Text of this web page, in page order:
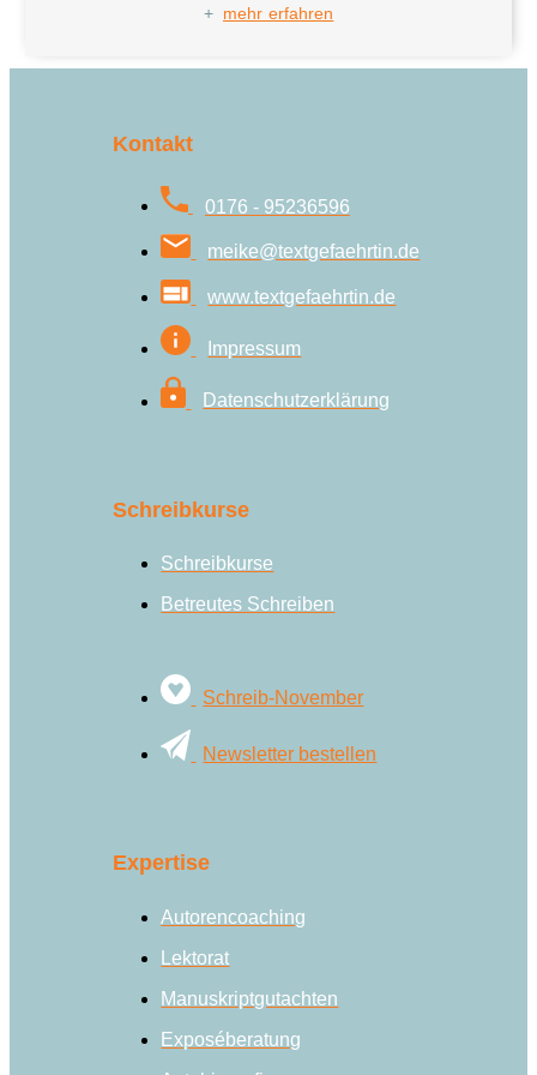
+ mehr erfahren
Kontakt
0176 - 95236596
meike@textgefaehrtin.de
www.textgefaehrtin.de
Impressum
Datenschutzerklärung
Schreibkurse
Schreibkurse
Betreutes Schreiben
Schreib-November
Newsletter bestellen
Expertise
Autorencoaching
Lektorat
Manuskriptgutachten
Exposéberatung